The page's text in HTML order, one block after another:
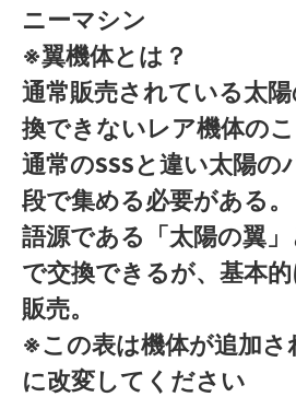
ニーマシン
※翼機体とは？
通常販売されている太
換できないレア機体のこ
通常のSSSと違い太陽の
段で集める必要がある。
語源である「太陽の翼
で交換できるが、基本
販売。
※この表は機体が追加さ
に改変してください